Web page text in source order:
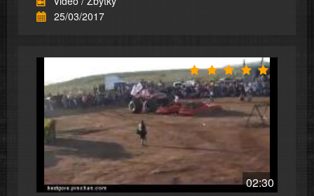
25/03/2017
02:30